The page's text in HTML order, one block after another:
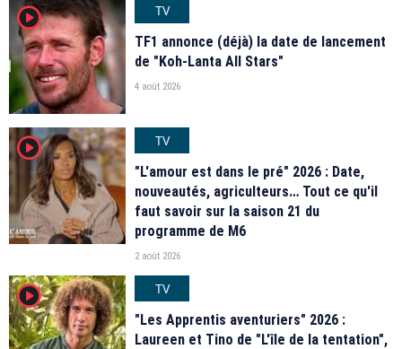
player2
TV
TF1 annonce (déjà) la date de lancement
de "Koh-Lanta All Stars"
4 août 2026
player2
TV
"L'amour est dans le pré" 2026 : Date,
nouveautés, agriculteurs… Tout ce qu'il
faut savoir sur la saison 21 du
programme de M6
2 août 2026
player2
TV
"Les Apprentis aventuriers" 2026 :
Laureen et Tino de "L'île de la tentation",